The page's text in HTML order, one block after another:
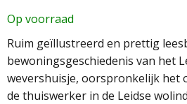
Op voorraad
Ruim geïllustreerd en prettig
bewoningsgeschiedenis van het
wevershuisje, oorspronkelijk het
de thuiswerker in de Leidse